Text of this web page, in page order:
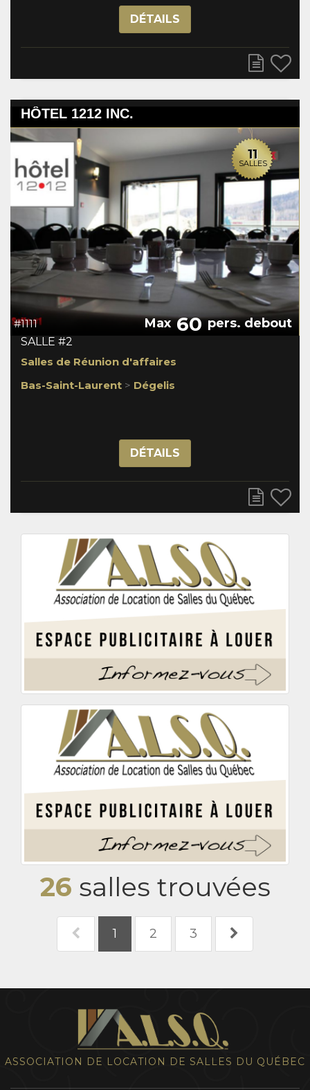
DÉTAILS
HÔTEL 1212 INC.
11
SALLES
#1111 Max60pers. debout
SALLE #2
Salles de Réunion d'affaires
Bas-Saint-Laurent > Dégelis
DÉTAILS
26 salles trouvées
1 2 3
ASSOCIATION DE LOCATION DE SALLES DU QUÉBEC